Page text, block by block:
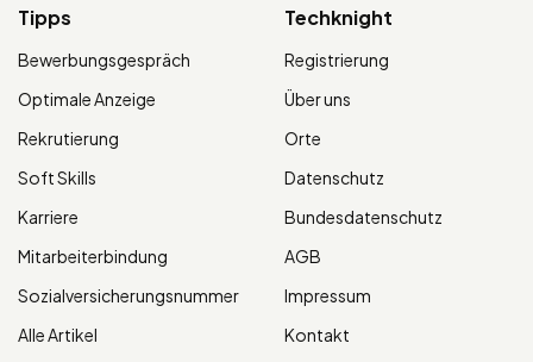
Tipps
Bewerbungsgespräch
Optimale Anzeige
Rekrutierung
Soft Skills
Karriere
Mitarbeiterbindung
Sozialversicherungsnummer
Alle Artikel
Techknight
Registrierung
Über uns
Orte
Datenschutz
Bundesdatenschutz
AGB
Impressum
Kontakt